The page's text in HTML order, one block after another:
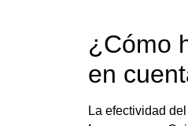
¿Cómo
en
La efectividad